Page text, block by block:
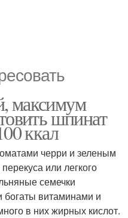
максимум
шпинат
ккал
черри и зеленым
или легкого
семечки
богаты витаминами и
в них жирных кислот.